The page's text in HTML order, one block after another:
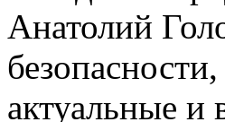
Анатолий
актуальные